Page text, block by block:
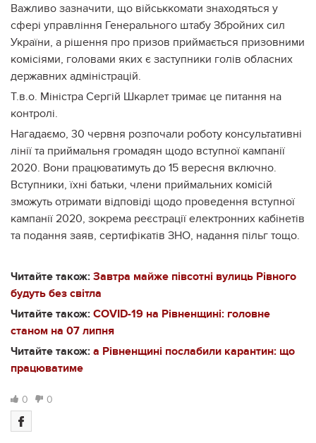
Важливо зазначити, що військкомати знаходяться у
сфері управління Генерального штабу Збройних сил
України, а рішення про призов приймається призовними
комісіями, головами яких є заступники голів обласних
державних адміністрацій.
Т.в.о. Міністра Сергій Шкарлет тримає це питання на
контролі.
Нагадаємо, 30 червня розпочали роботу консультативні
лінії та приймальня громадян щодо вступної кампанії
2020. Вони працюватимуть до 15 вересня включно.
Вступники, їхні батьки, члени приймальних комісій
зможуть отримати відповіді щодо проведення вступної
кампанії 2020, зокрема реєстрації електронних кабінетів
та подання заяв, сертифікатів ЗНО, надання пільг тощо.
Читайте також: Завтра майже півсотні вулиць Рівного
будуть без світла
Читайте також: COVID-19 на Рівненщині: головне
станом на 07 липня
Читайте також: а Рівненщині послабили карантин: що
працюватиме
0 0